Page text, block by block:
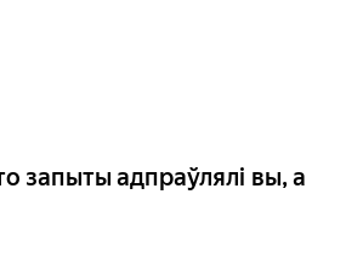
запыты адпраўлялі вы, а